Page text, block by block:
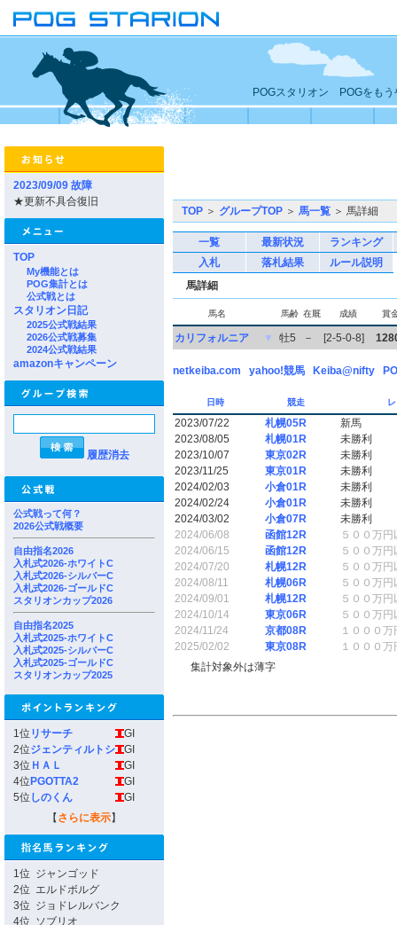
POGスタリオン POGをもう
2023/09/09 故障
★更新不具合復旧
TOP
My機能とは
POG集計とは
公式戦とは
スタリオン日記
2025公式戦結果
2026公式戦募集
2024公式戦結果
amazonキャンペーン
履歴消去
公式戦って何？
2026公式戦概要
自由指名2026
入札式2026-ホワイトC
入札式2026-シルバーC
入札式2026-ゴールドC
スタリオンカップ2026
自由指名2025
入札式2025-ホワイトC
入札式2025-シルバーC
入札式2025-ゴールドC
スタリオンカップ2025
1位 リサーチ
GI
2位ジェンティルトシ
GI
3位 ＨＡＬ
GI
4位 PGOTTA2
GI
5位 しのくん
GI
【 さらに表示】
1位 ジャンゴッド
2位 エルドボルグ
3位 ジョドレルバンク
4位 ソブリオ
TOP ＞ グループTOP ＞ 馬一覧 ＞ 馬詳細
一覧 最新状況
ランキング
入札
落札結果
ルール説明
馬詳細
馬名 馬齢 在厩 成績 賞
カリフォルニア ▼ 牡5 － [2-5-0-8]
netkeiba.com yahoo!競馬 Keiba@nifty
日時 競走
2023/07/22 札幌05R
新馬
2023/08/05
札幌01R
未勝利
2023/10/07
東京02R
未勝利
2023/11/25
東京01R
未勝利
2024/02/03
小倉01R
未勝利
2024/02/24
小倉01R
未勝利
2024/03/02
小倉07R
未勝利
2024/06/08
函館12R
５００万円
2024/06/15
函館12R
５００万円
2024/07/20
札幌12R
５００万円
2024/08/11
札幌06R
５００万円
2024/09/01
札幌12R
５００万円
2024/10/14
東京06R
５００万円
2024/11/24
京都08R
１０００万
2025/02/02
東京08R
１０００万
集計対象外は薄字